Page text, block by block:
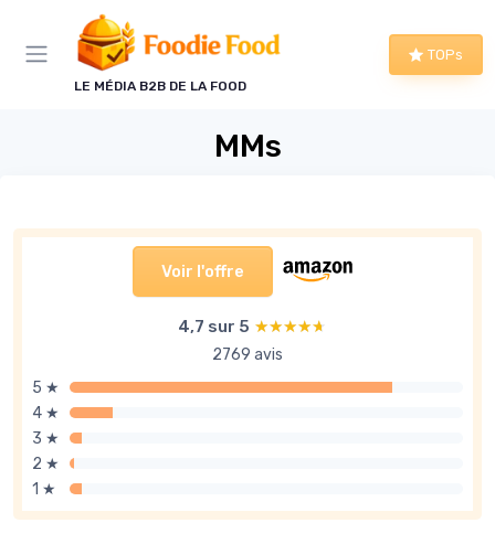
LE MÉDIA B2B DE LA FOOD
TOPs
MMs
Voir l'offre
4,7 sur 5 ★★★★★
★★★★★
2769 avis
5 ★
4 ★
3 ★
2 ★
1 ★
Panneau de gestion des cookies